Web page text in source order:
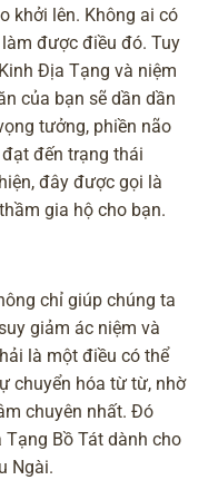
khởi lên. Không ai có
được điều đó. Tuy
Địa Tạng và niệm
của bạn sẽ dần dần
tưởng, phiền não
đến trạng thái
đây được gọi là
gia hộ cho bạn.
chỉ giúp chúng ta
giảm ác niệm và
là một điều có thể
chuyển hóa từ từ, nhờ
chuyên nhất. Đó
Bồ Tát dành cho
Ngài.